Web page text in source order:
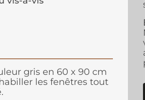
gris en 60 x 90 cm
les fenêtres tout